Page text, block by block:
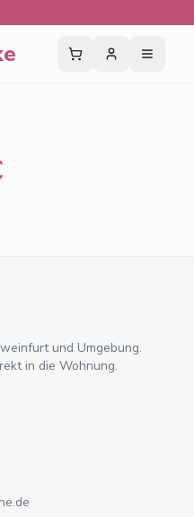
und Umgebung.
in die Wohnung.